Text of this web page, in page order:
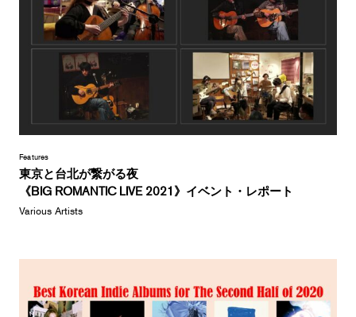
Features
東京と台北が繋がる夜
《BIG ROMANTIC LIVE 2021》イベント・レポート
Various Artists